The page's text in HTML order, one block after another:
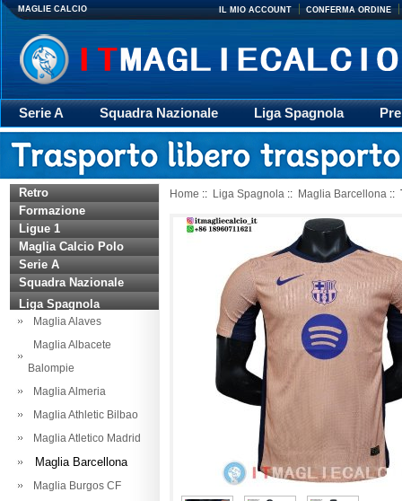
MAGLIE CALCIO IL MIO ACCOUNT CONFERMA ORDINE
Serie A Squadra Nazionale Liga Spagnola
Giacca
Rugby trasporto Retro
Retro
Formazione
Ligue 1
Maglia Calcio Polo
Serie A
Squadra Nazionale
Liga Spagnola
Maglia Alaves
Maglia Albacete
Balompie
Maglia Almeria
Maglia Athletic Bilbao
Maglia Atletico Madrid
Maglia Barcellona
Maglia Burgos CF
Home :: Liga Spagnola :: Maglia Barcellona ::